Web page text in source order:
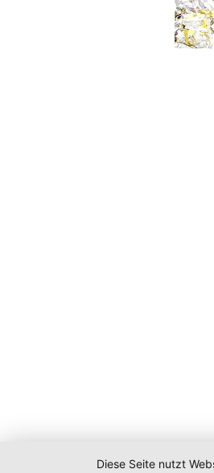
Diese Seite nutzt